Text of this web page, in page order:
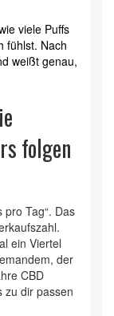
viele Puffs
fühlst. Nach
weißt genau,
folgen
pro Tag“. Das
ein Viertel
der
CBD
zu dir passen